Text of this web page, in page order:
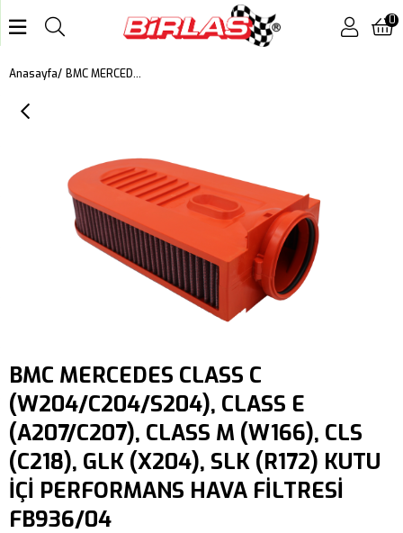
0
Anasayfa BMC MERCEDES CLASS C (W204/C204/S204), CLASS E (A207/C207), CLASS M (W166), CLS (C218), GLK (X204), SLK (R172) KUTU İÇİ PERFORMANS HAVA FİLTRESİ FB936/04
BMC MERCEDES CLASS C
(W204/C204/S204), CLASS E
(A207/C207), CLASS M (W166), CLS
(C218), GLK (X204), SLK (R172) KUTU
İÇİ PERFORMANS HAVA FİLTRESİ
FB936/04